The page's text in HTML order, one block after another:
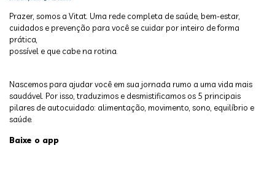
Prazer, somos a Vitat. Uma rede completa de saúde, bem-estar,
cuidados e prevenção para você se cuidar por inteiro de forma
prática,
possível e que cabe na rotina.
Nascemos para ajudar você em sua jornada rumo a uma vida mais
saudável. Por isso, traduzimos e desmistificamos os 5 principais
pilares de autocuidado: alimentação, movimento, sono, equilíbrio e
saúde.
Baixe o app